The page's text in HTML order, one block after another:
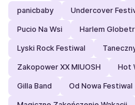
panicbaby Undercover
Pucio Na Wsi Harlem
Lyski Rock Festiwal
Zakopower XX MIUOSH Hot
Gilla Band Od Nowa Festiwal